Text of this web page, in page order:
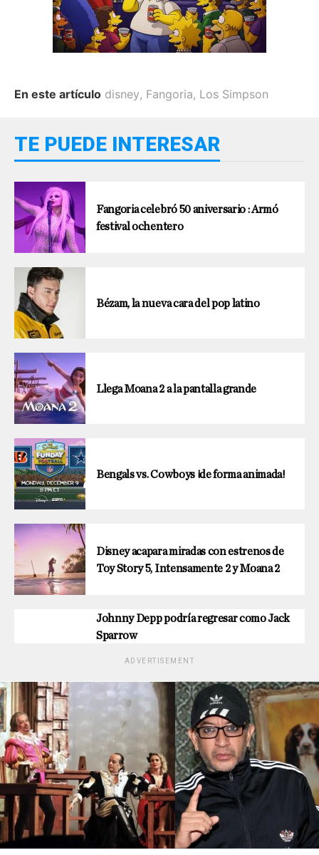
En este artículo disney, Fangoria, Los Simpson
TE PUEDE INTERESAR
Fangoria celebró 50 aniversario : Armó
festival ochentero
Bézam, la nueva cara del pop latino
Llega Moana 2 a la pantalla grande
Bengals vs. Cowboys ¡de forma animada!
Disney acapara miradas con estrenos de
Toy Story 5, Intensamente 2 y Moana 2
Johnny Depp podría regresar como Jack
Sparrow
ADVERTISEMENT